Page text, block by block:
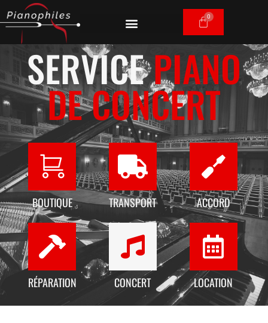
SERVICEPIANO
DE CONCERT
BOUTIQUE TRANSPORT ACCORD
RÉPARATION CONCERT LOCATION